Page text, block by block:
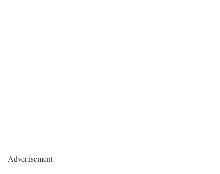
Advertisement